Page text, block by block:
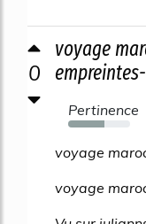
0
voyage
Pertinence
59%
voyage
voyage